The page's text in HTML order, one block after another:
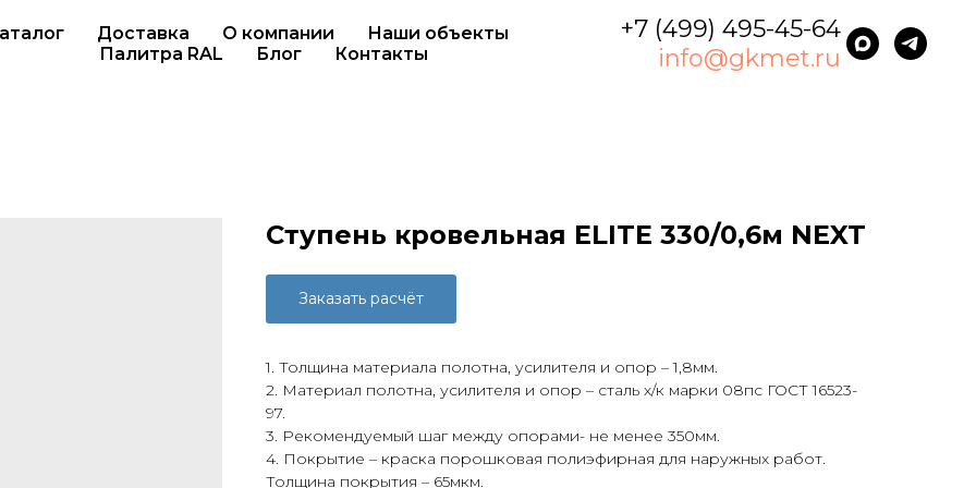
Доставка О компании
Наши объекты
Палитра RAL
Блог Контакты
+7 (499) 495-45-64
info@gkmet.ru
Ступень кровельная ELITE 330/0,6м NEXT
Заказать расчёт
1. Толщина материала полотна, усилителя и опор – 1,8мм.
2. Материал полотна, усилителя и опор – сталь х/к марки 08пс ГОСТ 16523-
97.
3. Рекомендуемый шаг между опорами- не менее 350мм.
4. Покрытие – краска порошковая полиэфирная для наружных работ.
Толщина покрытия – 65мкм.